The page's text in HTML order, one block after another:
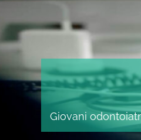
Giovani